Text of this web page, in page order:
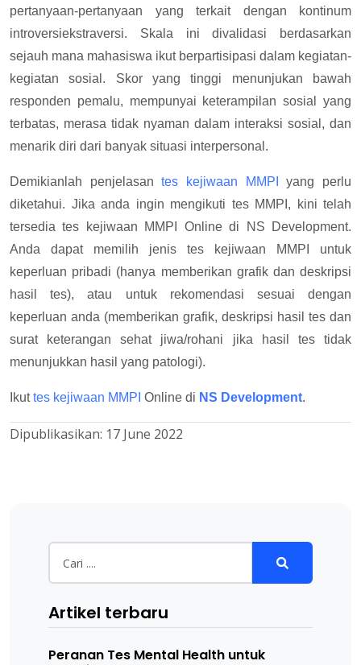
pertanyaan-pertanyaan yang terkait dengan kontinum
introversiekstraversi. Skala ini divalidasi berdasarkan
sejauh mana mahasiswa ikut berpartisipasi dalam kegiatan-
kegiatan sosial. Skor yang tinggi menunjukan bawah
responden pemalu, mempunyai keterampilan sosial yang
terbatas, merasa tidak nyaman dalam interaksi sosial, dan
menarik diri dari banyak situasi interpersonal.
Demikianlah penjelasantes kejiwaan MMPI
yang perlu
diketahui. Jika anda ingin mengikuti tes MMPI, kini telah
tersedia tes kejiwaan MMPI Online di NS Development.
Anda dapat memilih jenis tes kejiwaan MMPI untuk
keperluan pribadi (hanya memberikan grafik dan deskripsi
hasil tes), atau untuk rekomendasi sesuai dengan
keperluan anda (memberikan grafik, deskripsi hasil tes dan
surat keterangan sehat jiwa/rohani jika hasil tes tidak
menunjukkan hasil yang patologi).
Ikuttes kejiwaan MMPI Online di NS Development.
Dipublikasikan: 17 June 2022
Artikel terbaru
Peranan Tes Mental Health untuk